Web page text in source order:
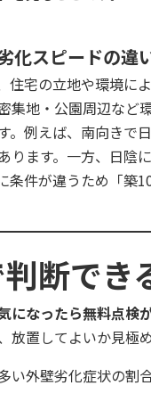
化スピードの違
住宅の立地や環境に
集地・公園周辺など
。例えば、南向きで
ります。一方、日陰
条件が違うため「築
断でき
になったら無料点検
置してよいか見極め
い外壁劣化症状の割